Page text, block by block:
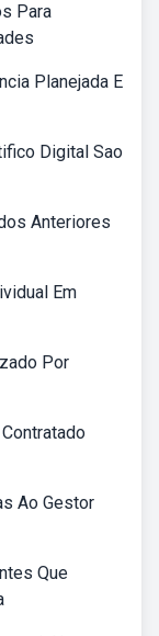
Para
Planejada E
Digital Sao
Anteriores
Em
Por
Ao Gestor
Que